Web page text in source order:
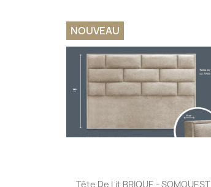
 Aperçu rapide
Tête De Lit BRIQUE - SOMOUEST
NOUVEAU